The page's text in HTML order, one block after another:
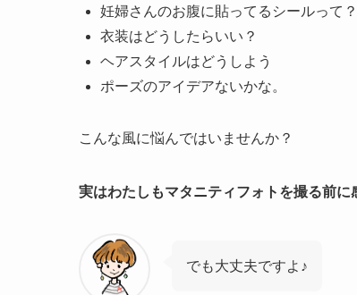
妊婦さんのお腹に貼ってるシールって？
衣装はどうしたらいい？
ヘアスタイルはどうしよう
ポーズのアイデアないかな。
こんな風に悩んではいませんか？
実はわたしもマタニティフォトを撮る前に
でも大丈夫ですよ♪